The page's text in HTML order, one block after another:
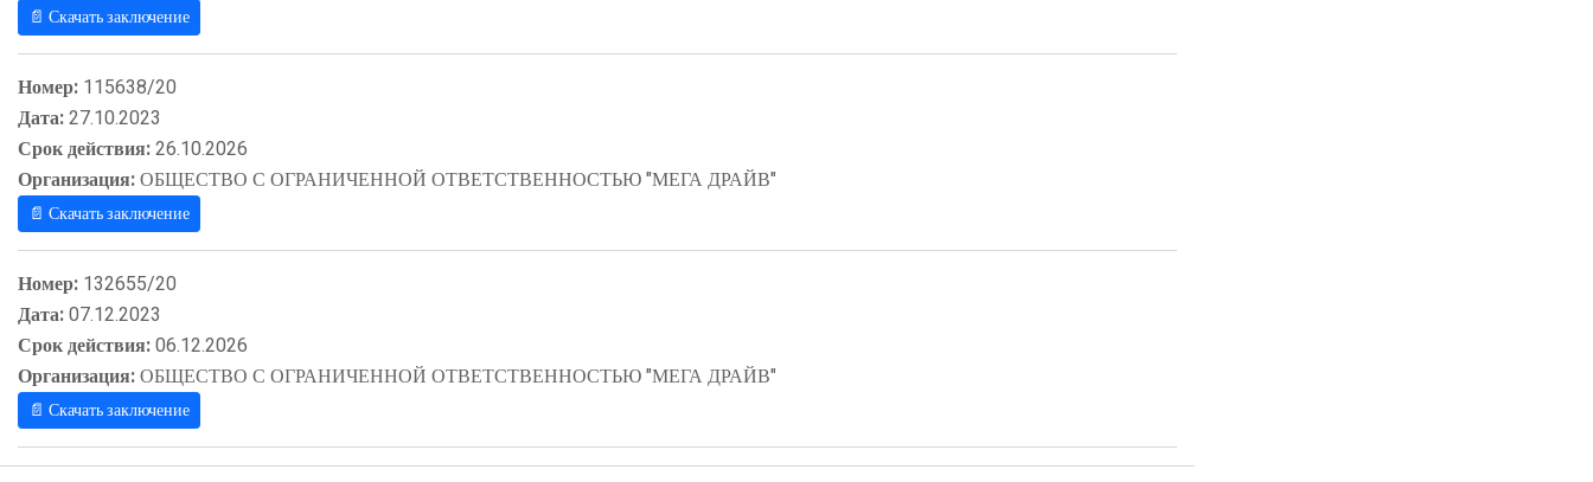
📄 Скачать заключение
Номер: 115638/20
Дата:27.10.2023
Срок действия:26.10.2026
Организация:ОБЩЕСТВО С ОГРАНИЧЕННОЙ ОТВЕТСТВЕННОСТЬЮ "МЕГА ДРАЙВ"
📄 Скачать заключение
Номер: 132655/20
Дата:07.12.2023
Срок действия:06.12.2026
Организация:ОБЩЕСТВО С ОГРАНИЧЕННОЙ ОТВЕТСТВЕННОСТЬЮ "МЕГА ДРАЙВ"
📄 Скачать заключение